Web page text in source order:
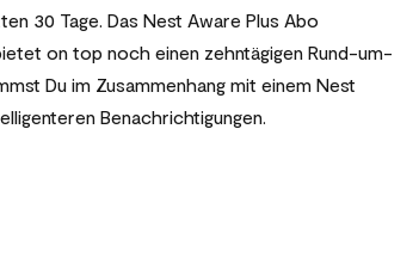
30 Tage. Das Nest Aware Plus Abo
on top noch einen zehntägigen Rund-um-
Du im Zusammenhang mit einem Nest
Benachrichtigungen.